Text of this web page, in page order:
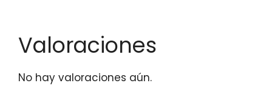
Valoraciones
No hay valoraciones aún.